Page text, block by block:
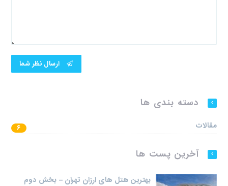
ارسال نظر شما
دسته بندی ها
مقالات ۶
آخرین پست ها
بهترین هتل های ارزان تهران – بخش دوم